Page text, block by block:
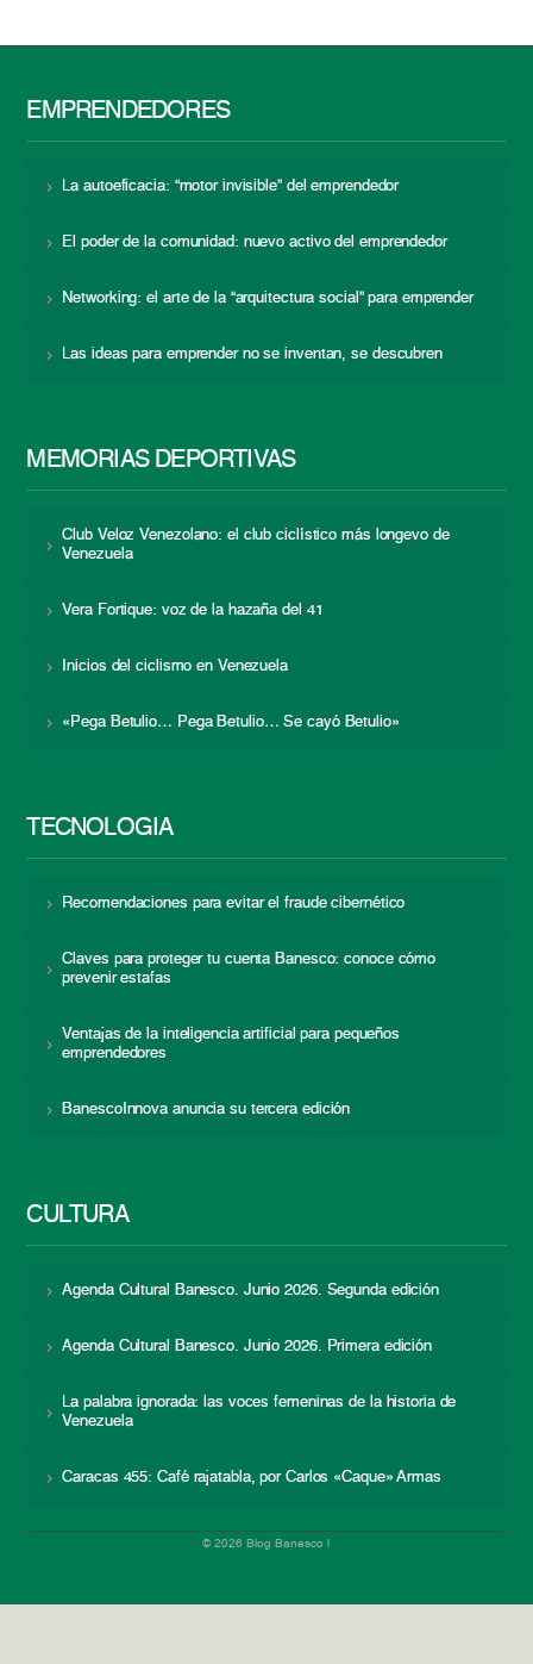
EMPRENDEDORES
La autoeficacia: “motor invisible” del emprendedor
El poder de la comunidad: nuevo activo del emprendedor
Networking: el arte de la “arquitectura social” para emprender
Las ideas para emprender no se inventan, se descubren
MEMORIAS DEPORTIVAS
Club Veloz Venezolano: el club ciclístico más longevo de
Venezuela
Vera Fortique: voz de la hazaña del 41
Inicios del ciclismo en Venezuela
«Pega Betulio… Pega Betulio… Se cayó Betulio»
TECNOLOGÍA
Recomendaciones para evitar el fraude cibernético
Claves para proteger tu cuenta Banesco: conoce cómo
prevenir estafas
Ventajas de la inteligencia artificial para pequeños
emprendedores
BanescoInnova anuncia su tercera edición
CULTURA
Agenda Cultural Banesco. Junio 2026. Segunda edición
Agenda Cultural Banesco. Junio 2026. Primera edición
La palabra ignorada: las voces femeninas de la historia de
Venezuela
Caracas 455: Café rajatabla, por Carlos «Caque» Armas
© 2026 Blog Banesco |